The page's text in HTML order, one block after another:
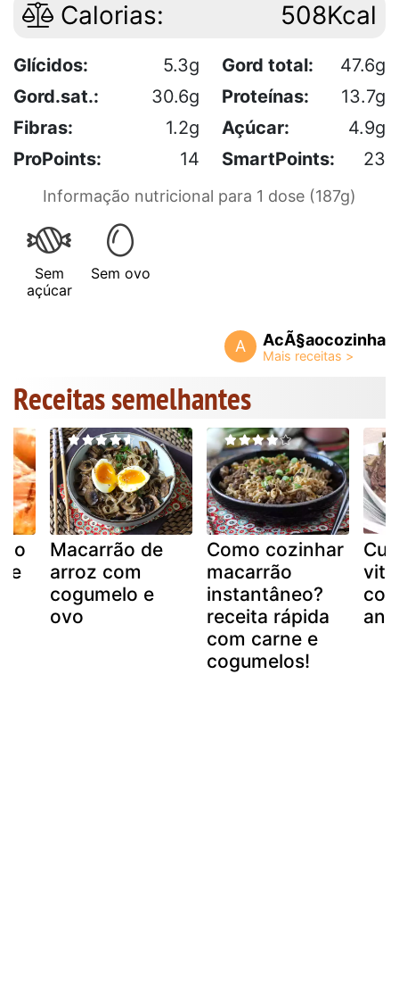
Calorias: 508Kcal
Glícidos: 5.3g Gord total:
47.6g
Gord.sat.:
30.6g Proteínas:
13.7g
Fibras:
1.2g Açúcar:
4.9g
ProPoints:
14 SmartPoints: 23
Informação nutricional para 1 dose (187g)
Sem
açúcar
Sem ovo
A AcÃ§aocozinha
Receitas semelhantes
Macarrão de
arroz com
cogumelo e
ovo
Como cozinhar
macarrão
instantâneo?
receita rápida
com carne e
cogumelos!